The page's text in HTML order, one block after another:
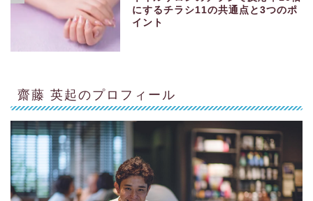
にするチラシ11の共通点と3つのポ
イント
齋藤 英起のプロフィール